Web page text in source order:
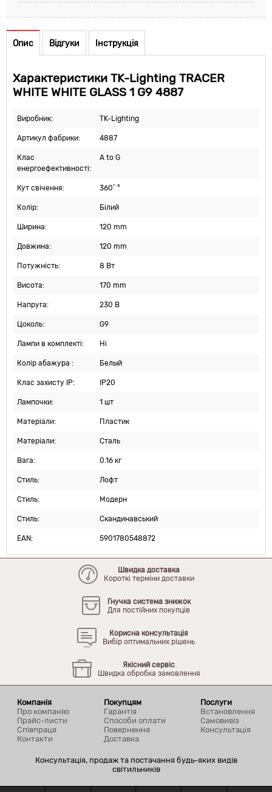
Опис Відгуки Інструкція
Характеристики TK-Lighting TRACER
WHITE WHITE GLASS 1 G9 4887
Виробник: TK-Lighting
Артикул фабрики: 4887
Клас
енергоефективності:
A to G
Кут свічення: 360˚ °
Колір: Білий
Ширина: 120 mm
Довжина: 120 mm
Потужність: 8 Вт
Висота: 170 mm
Напруга: 230 В
Цоколь: G9
Лампи в комплекті: Ні
Колір абажура : Белый
Клас захисту IP: IP20
Лампочки: 1 шт
Матеріали: Пластик
Матеріали: Сталь
Вага: 0.16 кг
Стиль: Лофт
Стиль: Модерн
Стиль: Скандинавський
EAN: 5901780548872
Швидка доставка
Короткі терміни доставки
Гнучка система знижок
Для постійних покупців
Корисна консультація
Вибір оптимальних рішень
Якісний сервіс
Швидка обробка замовлення
Компанія
Про компанію
Прайс-листи
Співпраця
Контакти
Покупцям
Гарантія
Способи оплати
Повернення
Доставка
Послуги
Встановлення
Самовивіз
Консультація
Консультація, продаж та постачання будь-яких видів
світильників